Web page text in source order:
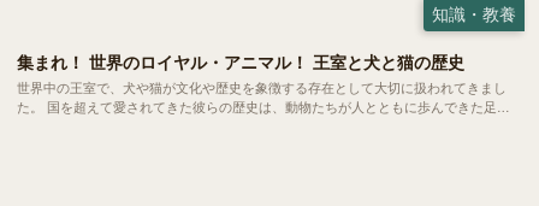
知識・教養
集まれ！ 世界のロイヤル・アニマル！ 王室と犬と猫の歴史
世界中の王室で、犬や猫が文化や歴史を象徴する存在として大切に扱われてきまし
た。 国を超えて愛されてきた彼らの歴史は、動物たちが人とともに歩んできた足跡